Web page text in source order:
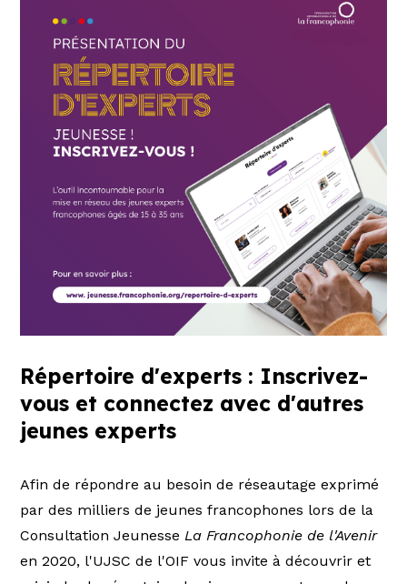
Répertoire d'experts : Inscrivez-
vous et connectez avec d'autres
jeunes experts
Afin de répondre au besoin de réseautage exprimé
par des milliers de jeunes francophones lors de la
Consultation JeunesseLa Francophonie de l'Avenir
en 2020, l'UJSC de l'OIF vous invite à découvrir et